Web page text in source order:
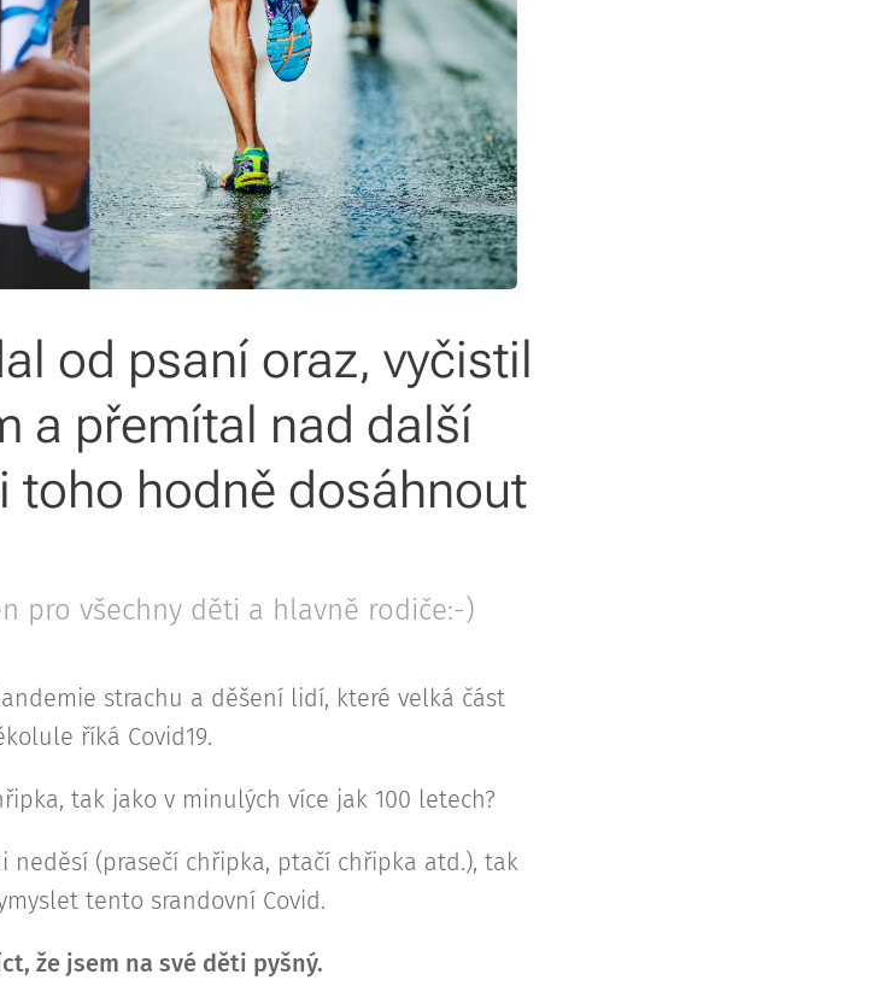
od psaní oraz, vyčistil
a přemítal nad další
toho hodně dosáhnout
pro všechny děti a hlavně rodiče:-)
strachu a děšení lidí, které velká část
říká Covid19.
tak jako v minulých více jak 100 letech?
neděsí (prasečí chřipka, ptačí chřipka atd.), tak
tento srandovní Covid.
že jsem na své děti pyšný.